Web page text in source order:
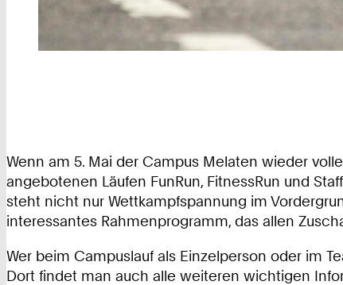
Wenn am 5. Mai der Campus Melaten wieder
angebotenen Läufen FunRun, FitnessRun und
steht nicht nur Wettkampfspannung im
interessantes Rahmenprogramm, das allen
Wer beim Campuslauf als Einzelperson oder im
Dort findet man auch alle weiteren wichtigen